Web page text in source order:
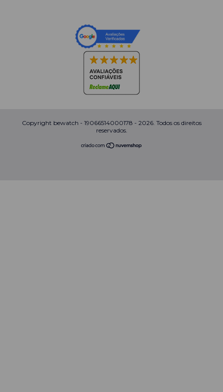
Copyright bewatch - 19066514000178 - 2026. Todos os direitos
reservados.